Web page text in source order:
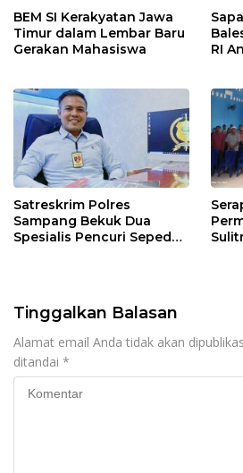
BEM SI Kerakyatan Jawa
Timur dalam Lembar Baru
Gerakan Mahasiswa
RI
Satreskrim Polres
Sampang Bekuk Dua
Spesialis Pencuri Sepeda
Tinggalkan Balasan
Alamat email Anda tidak akan
ditandai *